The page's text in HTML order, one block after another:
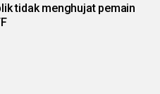
tidak menghujat pemain